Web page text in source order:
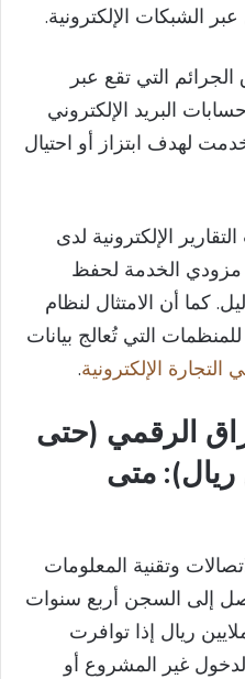
الشبكات الإلكترونية.
التي تقع عبر
البريد الإلكتروني
لهدف ابتزاز أو احتيال
الإلكترونية لدى
مزودي الخدمة لحفظ
كما أن الامتثال لنظام
التي تُعالج بيانات
التجارة الإلكترونية.
الرقمي (حتى
ملايين ريال): متى
وتقنية المعلومات
إلى السجن أربع سنوات
ريال إذا توافرت
غير المشروع أو